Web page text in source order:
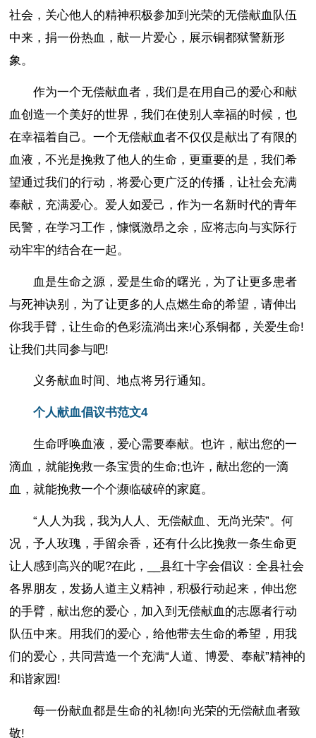
社会，关心他人的精神积极参加到光荣的无偿献血队伍
中来，捐一份热血，献一片爱心，展示铜都狱警新形
象。
作为一个无偿献血者，我们是在用自己的爱心和献
血创造一个美好的世界，我们在使别人幸福的时候，也
在幸福着自己。一个无偿献血者不仅仅是献出了有限的
血液，不光是挽救了他人的生命，更重要的是，我们希
望通过我们的行动，将爱心更广泛的传播，让社会充满
奉献，充满爱心。爱人如爱己，作为一名新时代的青年
民警，在学习工作，慷慨激昂之余，应将志向与实际行
动牢牢的结合在一起。
血是生命之源，爱是生命的曙光，为了让更多患者
与死神诀别，为了让更多的人点燃生命的希望，请伸出
你我手臂，让生命的色彩流淌出来!心系铜都，关爱生命!
让我们共同参与吧!
义务献血时间、地点将另行通知。
个人献血倡议书范文4
生命呼唤血液，爱心需要奉献。也许，献出您的一
滴血，就能挽救一条宝贵的生命;也许，献出您的一滴
血，就能挽救一个个濒临破碎的家庭。
“人人为我，我为人人、无偿献血、无尚光荣”。何
况，予人玫瑰，手留余香，还有什么比挽救一条生命更
让人感到高兴的呢?在此，__县红十字会倡议：全县社会
各界朋友，发扬人道主义精神，积极行动起来，伸出您
的手臂，献出您的爱心，加入到无偿献血的志愿者行动
队伍中来。用我们的爱心，给他带去生命的希望，用我
们的爱心，共同营造一个充满“人道、博爱、奉献”精神的
和谐家园!
每一份献血都是生命的礼物!向光荣的无偿献血者致
敬!